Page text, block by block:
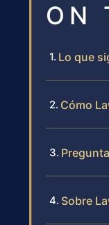
ON
Lo que
Cómo
Sobre